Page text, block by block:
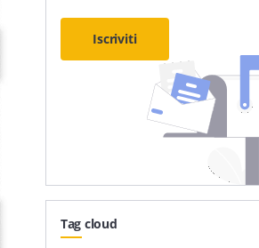
Iscriviti
Tag cloud